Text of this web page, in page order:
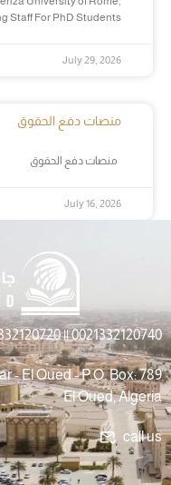
Staff For PhD Students
July 29, 2026
منصات دفع الحقوق
July 16, 2026
|| 0021332120740
- El Oued - P.O. Box: 789
El Oued, Algeria
call us